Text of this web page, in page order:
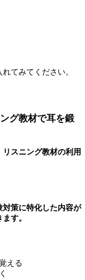
てみてください。
グ教材で耳を鍛
スニング教材の利用
対策に特化した内容が
す。
える